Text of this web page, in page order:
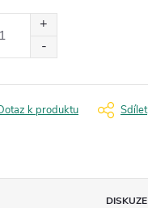
k produktu Sdílet
DISKUZE